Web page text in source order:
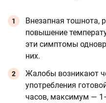
Внезапная тошнота,
повышение
эти симптомы
них.
Жалобы возникают
употребления
часов, максимум —